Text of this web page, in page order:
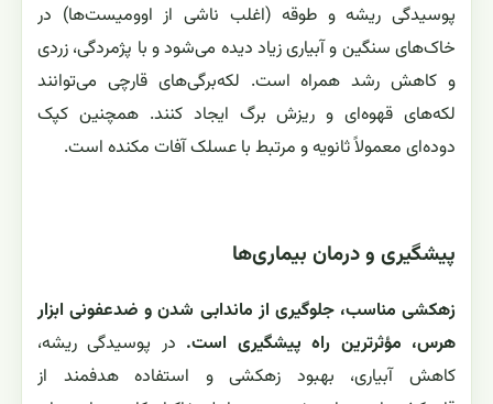
پوسیدگی ریشه و طوقه (اغلب ناشی از اوومیست‌ها) در
خاک‌های سنگین و آبیاری زیاد دیده می‌شود و با پژمردگی، زردی
و کاهش رشد همراه است. لکه‌برگی‌های قارچی می‌توانند
لکه‌های قهوه‌ای و ریزش برگ ایجاد کنند. همچنین کپک
دوده‌ای معمولاً ثانویه و مرتبط با عسلک آفات مکنده است.
پیشگیری و درمان بیماری‌ها
زهکشی مناسب، جلوگیری از ماندابی شدن و ضدعفونی ابزار
هرس، مؤثرترین راه پیشگیری است. در پوسیدگی ریشه،
کاهش آبیاری، بهبود زهکشی و استفاده هدفمند از